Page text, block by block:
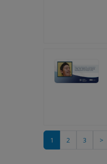
1 2 3 >